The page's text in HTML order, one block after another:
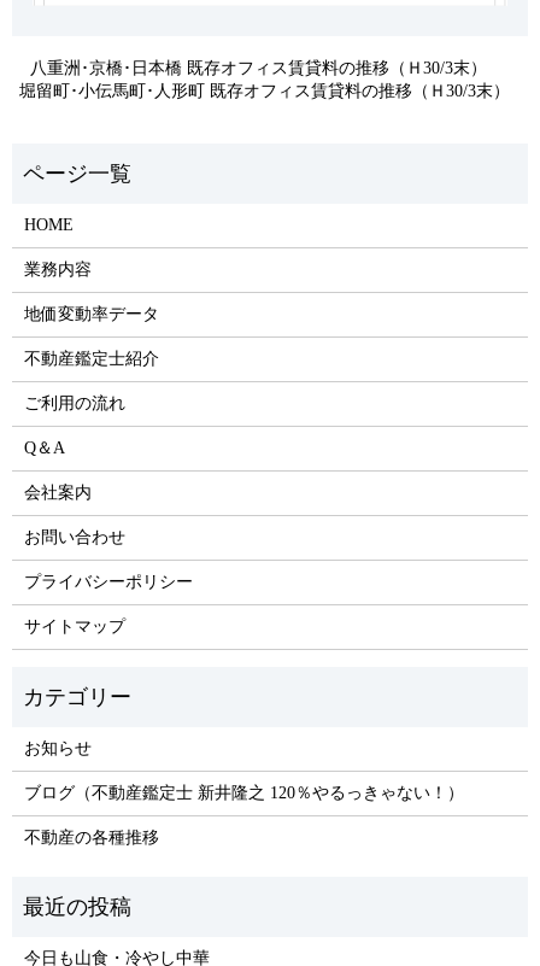
八重洲･京橋･日本橋 既存オフィス賃貸料の推移（Ｈ30/3末）
堀留町･小伝馬町･人形町 既存オフィス賃貸料の推移（Ｈ30/3末）
HOME
業務内容
地価変動率データ
不動産鑑定士紹介
ご利用の流れ
Q＆A
会社案内
お問い合わせ
プライバシーポリシー
サイトマップ
お知らせ
ブログ（不動産鑑定士 新井隆之 120％やるっきゃない！）
不動産の各種推移
今日も山食・冷やし中華